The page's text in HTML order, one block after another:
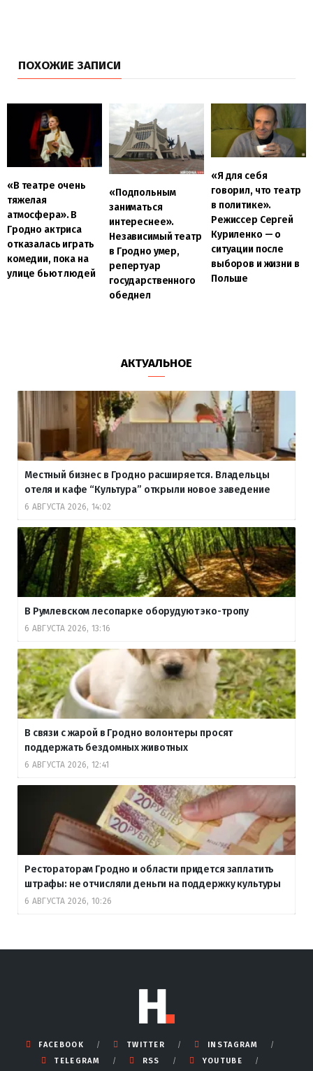
ПОХОЖИЕ ЗАПИСИ
«В театре очень
тяжелая
атмосфера». В
Гродно актриса
отказалась играть
комедии, пока на
улице бьют людей
«Подпольным
заниматься
интереснее».
Независимый театр
в Гродно умер,
репертуар
государственного
обеднел
«Я для себя
говорил, что театр
в политике».
Режиссер Сергей
Куриленко — о
ситуации после
выборов и жизни в
Польше
АКТУАЛЬНОЕ
Местный бизнес в Гродно расширяется. Владельцы
отеля и кафе “Культура” открыли новое заведение
6 АВГУСТА 2026, 14:02
В Румлевском лесопарке оборудуют эко-тропу
6 АВГУСТА 2026, 13:16
В связи с жарой в Гродно волонтеры просят
поддержать бездомных животных
6 АВГУСТА 2026, 12:41
Рестораторам Гродно и области придется заплатить
штрафы: не отчисляли деньги на поддержку культуры
6 АВГУСТА 2026, 10:26
FACEBOOK TWITTER
INSTAGRAM
TELEGRAM
RSS YOUTUBE